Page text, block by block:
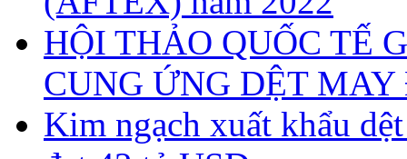
HỘI THẢO QUỐC TẾ
CUNG ỨNG DỆT
Kim ngạch xuất khẩu